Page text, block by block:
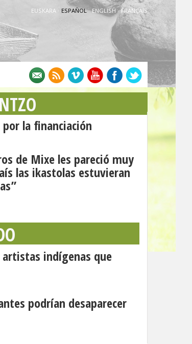
EUSKARA · ESPAÑOL· ENGLISH · FRANÇAIS
por la financiación
de Mixe les pareció muy
las ikastolas estuvieran
artistas indígenas que
podrían desaparecer